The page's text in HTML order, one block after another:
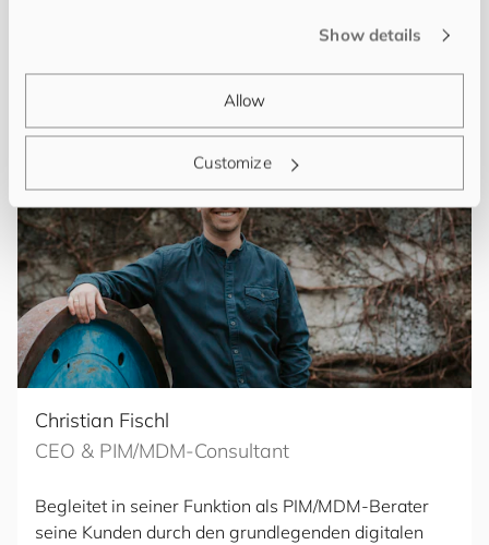
Show details
Allow
Customize
Gestaltet visuelle Lösungen, die Funktion und
Christian Fischl
CEO & PIM/MDM-Consultant
Begleitet in seiner Funktion als PIM/MDM-Berater
seine Kunden durch den grundlegenden digitalen